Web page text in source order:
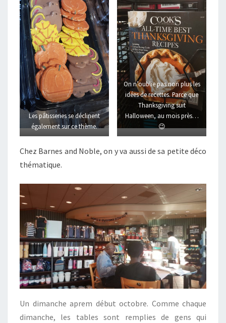
Les pâtisseries se déclinent
également sur ce thème.
On n’oublie pas non plus les
idées de recettes. Parce que
Thanksgiving suit
Halloween, au mois près…
😉
Chez Barnes and Noble, on y va aussi de sa petite déco
thématique.
Un dimanche aprem début octobre. Comme chaque
dimanche, les tables sont remplies de gens qui